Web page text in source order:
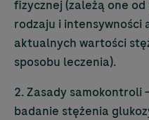
fizycznej (zależą one
rodzaju i intensywności
aktualnych wartości
sposobu leczenia).
2. Zasady samokontroli
badanie stężenia